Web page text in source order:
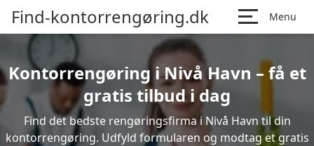
Find-kontorrengøring.dk Menu
Kontorrengøring i Nivå Havn – få et
gratis tilbud i dag
Find det bedste rengøringsfirma i Nivå Havn til din
kontorrengøring. Udfyld formularen og modtag et gratis